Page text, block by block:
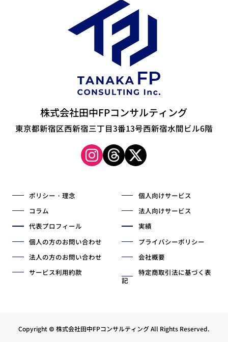
株式会社田中FPコンサルティング
東京都新宿区西新宿三丁目3番13号西新宿水間ビル6階
ポリシー・理念
個人向けサービス
コラム
法人向けサービス
代表プロフィール
実績
個人の方のお問い合わせ
プライバシーポリシー
法人の方のお問い合わせ
会社概要
サービス利用約款
特定商取引法に基づく表
記
Copyright © 株式会社田中FPコンサルティング All Rights Reserved.